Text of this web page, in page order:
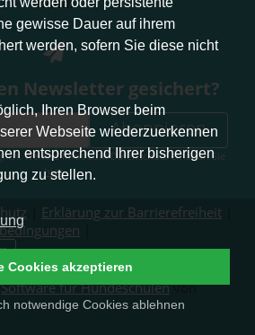
gewisse Dauer auf ihrem
werden, sofern Sie diese nicht
Ihren Browser beim
Webseite wiederzuerkennen
entsprechend Ihrer bisherigen
zu stellen.
notwendige Cookies ablehnen
Cookies akzeptieren
Newsletter gesichert?
Abonnieren
Weitere Infos zum Datenschutz erhalten Sie
hier.
Erklärung zur Barrierefreiheit
Alle Rechte vorbehalten.
Software für Hundeschulenvon